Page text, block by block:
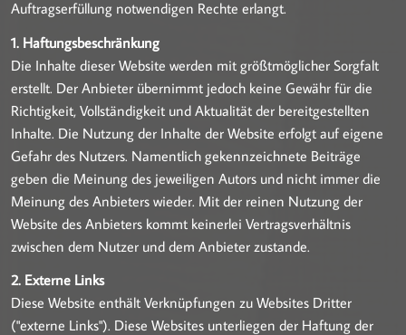
Auftragserfüllung notwendigen Rechte erlangt.
1. Haftungsbeschränkung
Die Inhalte dieser Website werden mit größtmöglicher Sorgfalt
erstellt. Der Anbieter übernimmt jedoch keine Gewähr für die
Richtigkeit, Vollständigkeit und Aktualität der bereitgestellten
Inhalte. Die Nutzung der Inhalte der Website erfolgt auf eigene
Gefahr des Nutzers. Namentlich gekennzeichnete Beiträge
geben die Meinung des jeweiligen Autors und nicht immer die
Meinung des Anbieters wieder. Mit der reinen Nutzung der
Website des Anbieters kommt keinerlei Vertragsverhältnis
zwischen dem Nutzer und dem Anbieter zustande.
2. Externe Links
Diese Website enthält Verknüpfungen zu Websites Dritter
("externe Links"). Diese Websites unterliegen der Haftung der